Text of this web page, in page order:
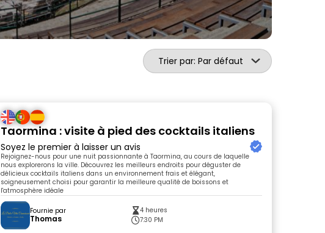
Trier par: Par défaut
Taormina : visite à pied des cocktails italiens
Soyez le premier à laisser un avis
Rejoignez-nous pour une nuit passionnante à Taormina, au cours de laquelle
nous explorerons la ville. Découvrez les meilleurs endroits pour déguster de
délicieux cocktails italiens dans un environnement frais et élégant,
soigneusement choisi pour garantir la meilleure qualité de boissons et
l'atmosphère idéale
Fournie par
Thomas
4 heures
7:30 PM